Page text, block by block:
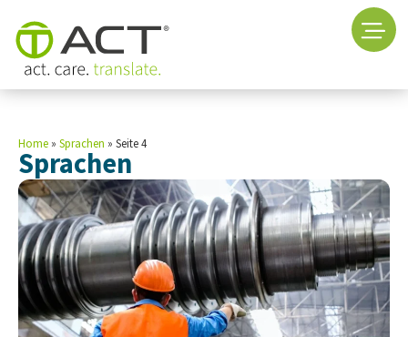
Home » Sprachen » Seite 4
Sprachen